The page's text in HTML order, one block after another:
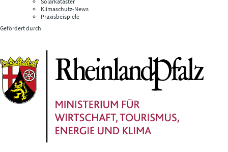
Klimaschutz-News
Praxisbeispiele
Gefördert durch